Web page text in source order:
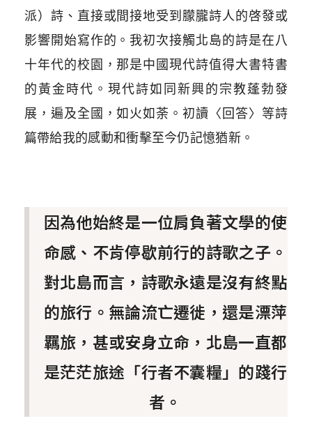
派）詩、直接或間接地受到朦朧詩人的啓發或
影響開始寫作的。我初次接觸北島的詩是在八
十年代的校園，那是中國現代詩值得大書特書
的黃金時代。現代詩如同新興的宗教蓬勃發
展，遍及全國，如火如荼。初讀〈回答〉等詩
篇帶給我的感動和衝擊至今仍記憶猶新。
因為他始終是一位肩負著文學的使
命感、不肯停歇前行的詩歌之子。
對北島而言，詩歌永遠是沒有終點
的旅行。無論流亡遷徙，還是漂萍
羈旅，甚或安身立命，北島一直都
是茫茫旅途「行者不囊糧」的踐行
者。